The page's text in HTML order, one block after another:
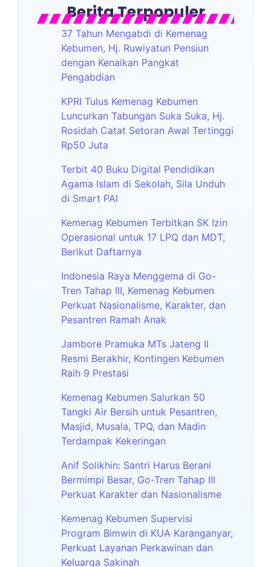
Berita Terpopuler
37 Tahun Mengabdi di Kemenag
Kebumen, Hj. Ruwiyatun Pensiun
dengan Kenaikan Pangkat
Pengabdian
KPRI Tulus Kemenag Kebumen
Luncurkan Tabungan Suka Suka, Hj.
Rosidah Catat Setoran Awal Tertinggi
Rp50 Juta
Terbit 40 Buku Digital Pendidikan
Agama Islam di Sekolah, Sila Unduh
di Smart PAI
Kemenag Kebumen Terbitkan SK Izin
Operasional untuk 17 LPQ dan MDT,
Berikut Daftarnya
Indonesia Raya Menggema di Go-
Tren Tahap III, Kemenag Kebumen
Perkuat Nasionalisme, Karakter, dan
Pesantren Ramah Anak
Jambore Pramuka MTs Jateng II
Resmi Berakhir, Kontingen Kebumen
Raih 9 Prestasi
Kemenag Kebumen Salurkan 50
Tangki Air Bersih untuk Pesantren,
Masjid, Musala, TPQ, dan Madin
Terdampak Kekeringan
Anif Solikhin: Santri Harus Berani
Bermimpi Besar, Go-Tren Tahap III
Perkuat Karakter dan Nasionalisme
Kemenag Kebumen Supervisi
Program Bimwin di KUA Karanganyar,
Perkuat Layanan Perkawinan dan
Keluarga Sakinah